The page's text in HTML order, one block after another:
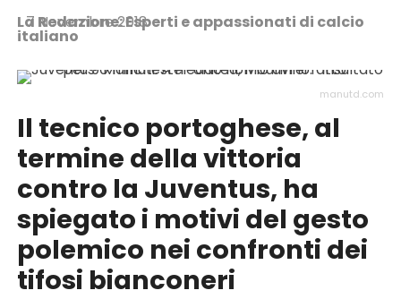
La Redazione: Esperti e appassionati di calcio
italiano
7 Novembre 2018
manutd.com
Il tecnico portoghese, al
termine della vittoria
contro la Juventus, ha
spiegato i motivi del gesto
polemico nei confronti dei
tifosi bianconeri